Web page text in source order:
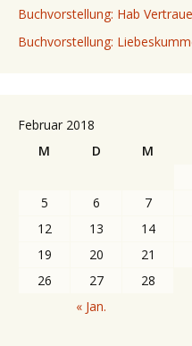
Buchvorstellung: Hab
Buchvorstellung:
Februar 2018
M
D M
5
6 7
12
13 14
19
20 21
26
27
28
« Jan.